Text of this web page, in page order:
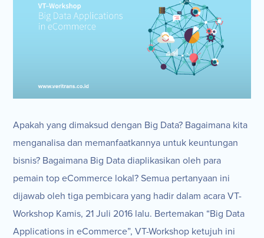
Apakah yang dimaksud dengan Big Data? Bagaimana kita
menganalisa dan memanfaatkannya untuk keuntungan
bisnis? Bagaimana Big Data diaplikasikan oleh para
pemain top eCommerce lokal? Semua pertanyaan ini
dijawab oleh tiga pembicara yang hadir dalam acara VT-
Workshop Kamis, 21 Juli 2016 lalu. Bertemakan “Big Data
Applications in eCommerce”, VT-Workshop ketujuh ini